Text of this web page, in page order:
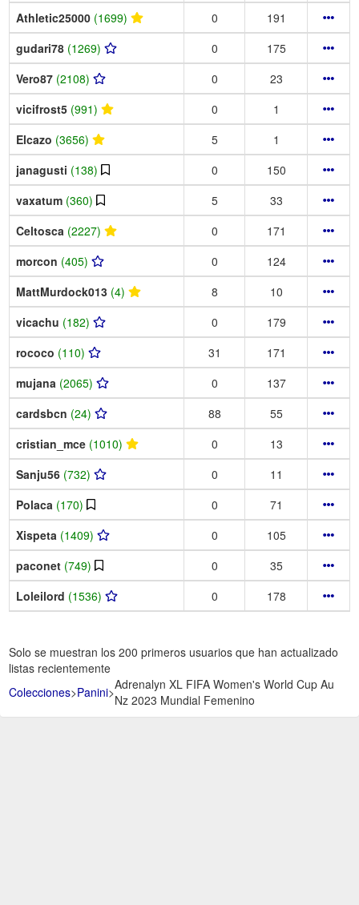
Athletic25000 (1699) 0
191
gudari78 (1269) 0
175
Vero87 (2108) 0
23
vicifrost5 (991) 0
1
Elcazo (3656) 5
1
janagusti (138) 0
150
vaxatum (360) 5
33
Celtosca (2227) 0
171
morcon (405) 0
124
MattMurdock013 (4) 8
10
vicachu (182) 0
179
rococo (110) 31
171
mujana (2065) 0
137
cardsbcn (24) 88
55
cristian_mce (1010) 0
13
Sanju56 (732) 0
11
Polaca (170) 0
71
Xispeta (1409) 0
105
paconet (749) 0
35
Loleilord (1536) 0 178
Solo se muestran los 200 primeros usuarios que han actualizado
listas recientemente
Colecciones>Panini>Adrenalyn XL FIFA Women's World Cup Au
Nz 2023 Mundial Femenino